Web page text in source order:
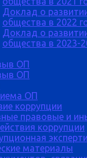
Доклад о
общества в 2022
Доклад о
общества в 2023-
ОП
ОП
ОП
коррупции
правовые и
коррупции
материалы